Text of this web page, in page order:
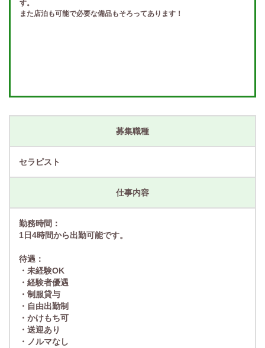
す。
また店泊も可能で必要な備品もそろってあります！
募集職種
セラピスト
仕事内容
勤務時間：
1日4時間から出勤可能です。
待遇：
・未経験OK
・経験者優遇
・制服貸与
・自由出勤制
・かけもち可
・送迎あり
・ノルマなし